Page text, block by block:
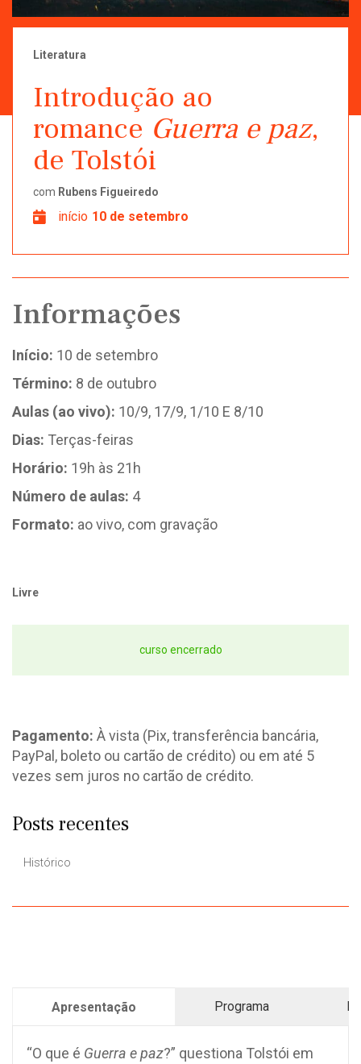
Literatura
Introdução ao
romance Guerra e paz,
de Tolstói
com Rubens Figueiredo
início 10 de setembro
Apresentação Programa
“O que é Guerra e paz?” questiona Tolstói em
Informações
Início: 10 de setembro
Término: 8 de outubro
Aulas (ao vivo): 10/9, 17/9, 1/10 E 8/10
Dias: Terças-feiras
Horário: 19h às 21h
Número de aulas: 4
Formato: ao vivo, com gravação
Livre
curso encerrado
Pagamento: À vista (Pix, transferência bancária,
PayPal, boleto ou cartão de crédito) ou em até 5
vezes sem juros no cartão de crédito.
Posts recentes
Histórico